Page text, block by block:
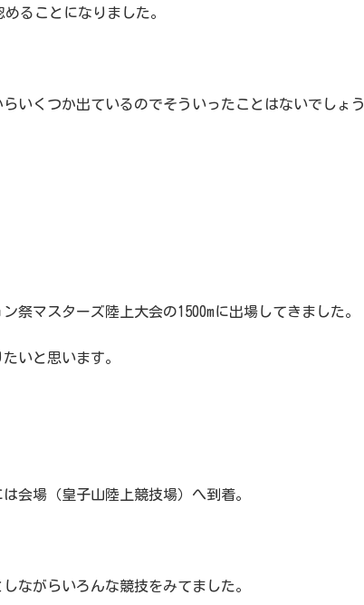
ることになりました。
いくつか出ているのでそういったことはないでしょう
祭マスターズ陸上大会の1500mに出場してきました。
いと思います。
会場（皇子山陸上競技場）へ到着。
ながらいろんな競技をみてました。